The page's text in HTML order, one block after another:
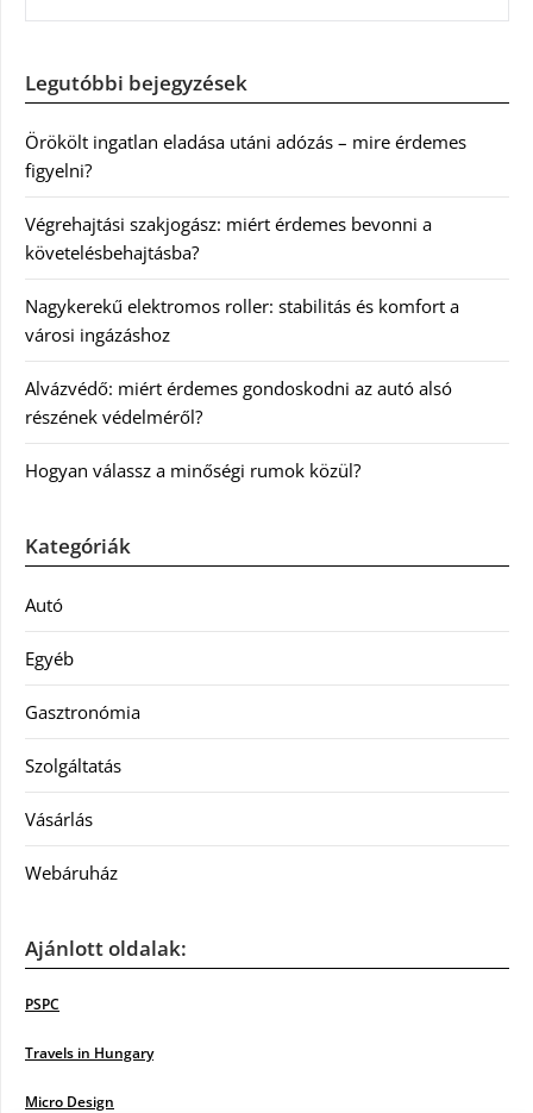
Legutóbbi bejegyzések
Örökölt ingatlan eladása utáni adózás – mire érdemes
figyelni?
Végrehajtási szakjogász: miért érdemes bevonni a
követelésbehajtásba?
Nagykerekű elektromos roller: stabilitás és komfort a
városi ingázáshoz
Alvázvédő: miért érdemes gondoskodni az autó alsó
részének védelméről?
Hogyan válassz a minőségi rumok közül?
Kategóriák
Autó
Egyéb
Gasztronómia
Szolgáltatás
Vásárlás
Webáruház
Ajánlott oldalak:
PSPC
Travels in Hungary
Micro Design